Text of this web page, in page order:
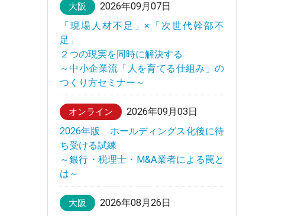
大阪
2026年09月07日
「現場人材不足」×「次世代幹部不
足」
２つの現実を同時に解決する
～中小企業流「人を育てる仕組み」の
つくり方セミナー～
オンライン
2026年09月03日
2026年版 ホールディングス化後に待
ち受ける試練
～銀行・税理士・M&A業者による罠と
は～
大阪
2026年08月26日